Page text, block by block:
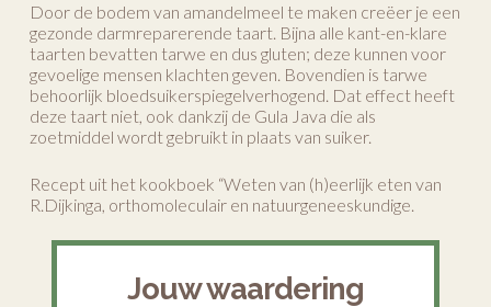
Door de bodem van amandelmeel te maken creëer je een
gezonde darmreparerende taart. Bijna alle kant-en-klare
taarten bevatten tarwe en dus gluten; deze kunnen voor
gevoelige mensen klachten geven. Bovendien is tarwe
behoorlijk bloedsuikerspiegelverhogend. Dat effect heeft
deze taart niet, ook dankzij de Gula Java die als
zoetmiddel wordt gebruikt in plaats van suiker.
Recept uit het kookboek “Weten van (h)eerlijk eten van
R.Dijkinga, orthomoleculair en natuurgeneeskundige.
Jouw waardering